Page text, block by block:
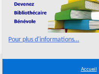
Pour plus d'informations…
Accueil